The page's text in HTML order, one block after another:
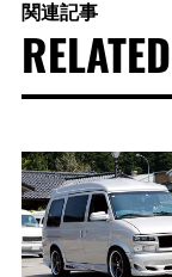
関連記事
RELATED